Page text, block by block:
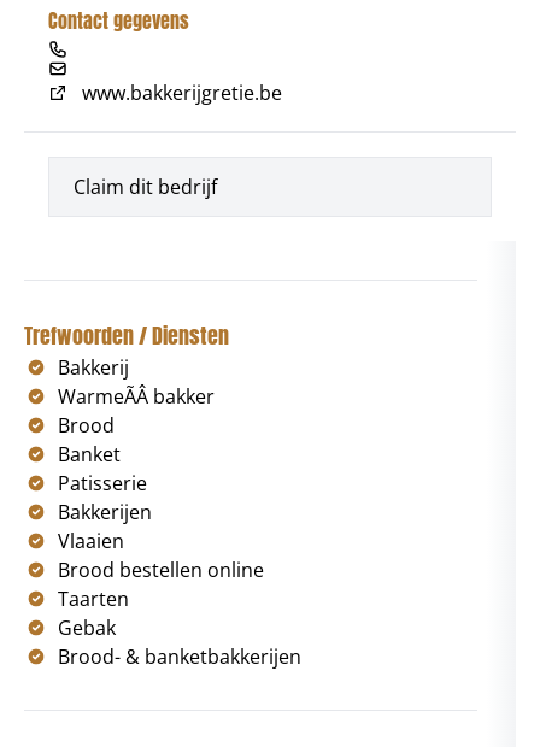
Trefwoorden / Diensten
Bakkerij
WarmeÃÂ bakker
Brood
Banket
Patisserie
Bakkerijen
Vlaaien
Brood bestellen online
Taarten
Gebak
Brood- & banketbakkerijen
Contact gegevens
www.bakkerijgretie.be
Claim dit bedrijf